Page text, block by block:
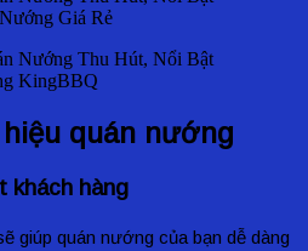
Giá Rẻ
KingBBQ
quán nướng
khách hàng
giúp quán nướng của bạn dễ dàng